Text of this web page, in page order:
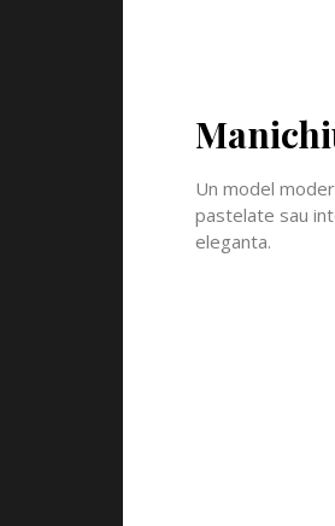
Un model
pastelate sau
eleganta.